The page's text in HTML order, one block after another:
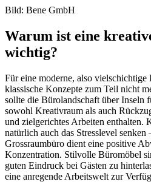
Bild: Bene GmbH
Warum ist eine
wichtig?
Für eine moderne, also
klassische Konzepte zum Teil nicht
sollte die Bürolandschaft über Inseln
sowohl Kreativraum als auch
und zielgerichtes Arbeiten enthalten.
natürlich auch das Stresslevel
Grossraumbüro dient eine positive
Konzentration. Stilvolle Büromöbel
guten Eindruck bei Gästen zu
eine anregende Arbeitswelt zur